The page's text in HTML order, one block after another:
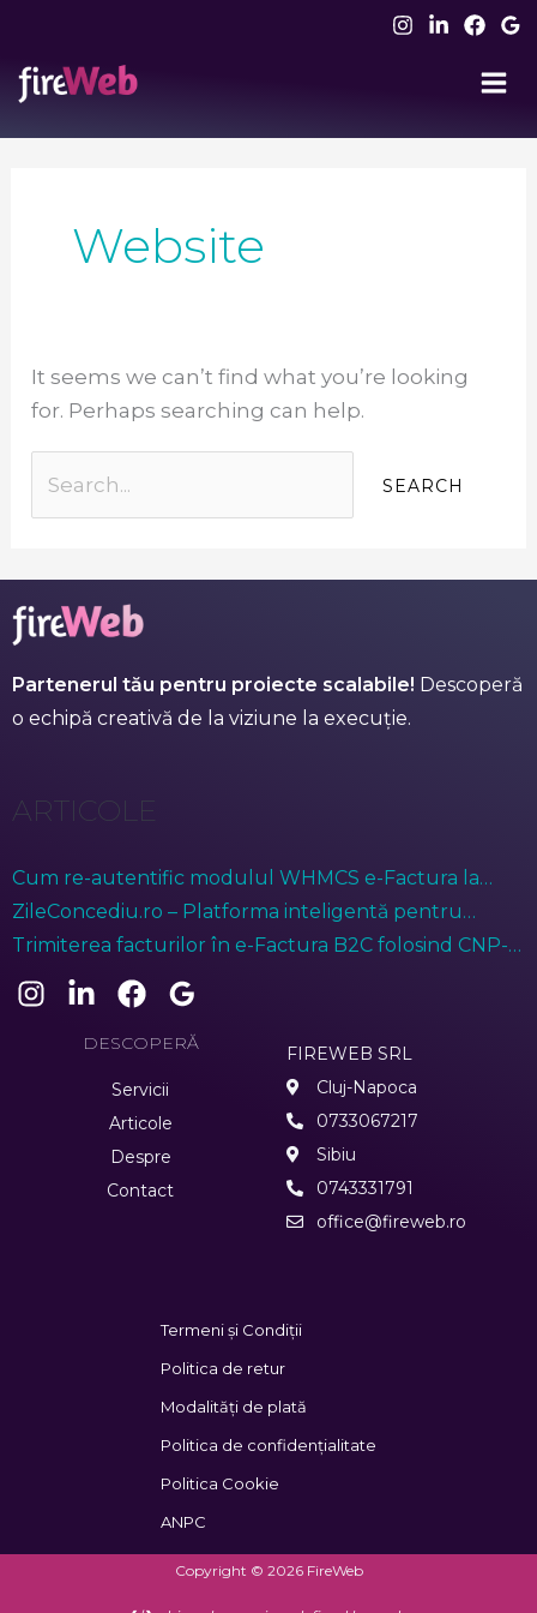
content
Website
It seems we can’t find what you’re looking
for. Perhaps searching can help.
Partenerul tău pentru proiecte scalabile! Descoperă
o echipă creativă de la viziune la execuție.
ARTICOLE
Cum re-autentific modulul WHMCS e-Factura la
ANAF?
ZileConcediu.ro – Platforma inteligentă pentru
gestionarea prezenței angajaților
Trimiterea facturilor în e-Factura B2C folosind CNP-ul
anonimizat (treisprezece de zero)
DESCOPERĂ
Servicii
Articole
Despre
Contact
FIREWEB SRL
Cluj-Napoca
0733067217
Sibiu
0743331791
office@fireweb.ro
Termeni și Condiții
Politica de retur
Modalități de plată
Politica de confidențialitate
Politica Cookie
ANPC
Copyright © 2026 FireWeb